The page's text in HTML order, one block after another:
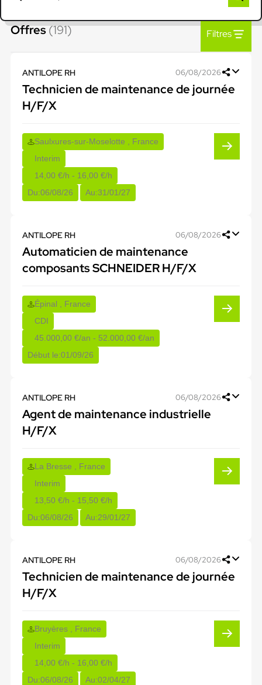
Offres(191) Filtres
ANTILOPE RH 06/08/2026
Technicien de maintenance de journée
H/F/X
Saulxures-sur-Moselotte , France
Interim
14,00 €/h - 16,00 €/h
Du:06/08/26 Au:31/01/27
ANTILOPE RH 06/08/2026
Automaticien de maintenance
composants SCHNEIDER H/F/X
Épinal , France
CDI
45.000,00 €/an - 52.000,00 €/an
Début le:01/09/26
ANTILOPE RH 06/08/2026
Agent de maintenance industrielle
H/F/X
La Bresse , France
Interim
13,50 €/h - 15,50 €/h
Du:06/08/26 Au:29/01/27
ANTILOPE RH 06/08/2026
Technicien de maintenance de journée
H/F/X
Bruyères , France
Interim
14,00 €/h - 16,00 €/h
Du:06/08/26 Au:02/04/27